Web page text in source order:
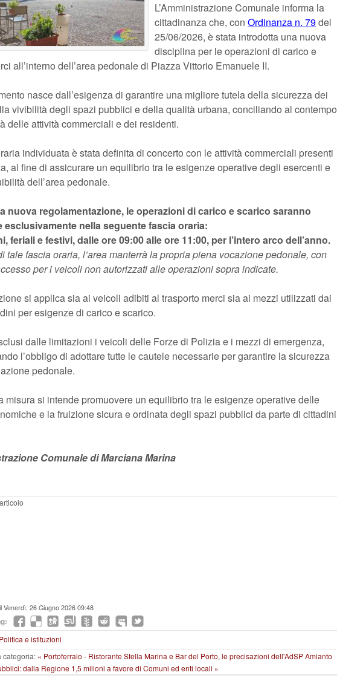
L’Amministrazione Comunale informa la
cittadinanza che, con Ordinanza n. 79del
25/06/2026, è stata introdotta una nuova
disciplina per le operazioni di carico e
all’interno dell’area pedonale di Piazza Vittorio Emanuele II.
nasce dall’esigenza di garantire una migliore tutela della sicurezza dei
vivibilità degli spazi pubblici e della qualità urbana, conciliando al contempo
delle attività commerciali e dei residenti.
individuata è stata definita di concerto con le attività commerciali presenti
al fine di assicurare un equilibrio tra le esigenze operative degli esercenti e
dell’area pedonale.
nuova regolamentazione, le operazioni di carico e scarico saranno
esclusivamente nella seguente fascia oraria:
feriali e festivi, dalle ore 09:00 alle ore 11:00, per l’intero arco dell’anno.
tale fascia oraria, l’area manterrà la propria piena vocazione pedonale, con
per i veicoli non autorizzati alle operazioni sopra indicate.
si applica sia ai veicoli adibiti al trasporto merci sia ai mezzi utilizzati dai
per esigenze di carico e scarico.
dalle limitazioni i veicoli delle Forze di Polizia e i mezzi di emergenza,
l’obbligo di adottare tutte le cautele necessarie per garantire la sicurezza
pedonale.
misura si intende promuovere un equilibrio tra le esigenze operative delle
e la fruizione sicura e ordinata degli spazi pubblici da parte di cittadini
Comunale di Marciana Marina
Venerdì, 26 Giugno 2026 09:48
Politica e istituzioni
categoria: « Portoferraio - Ristorante Stella Marina e Bar del Porto, le precisazioni dell'AdSPAmianto
dalla Regione 1,5 milioni a favore di Comuni ed enti locali »